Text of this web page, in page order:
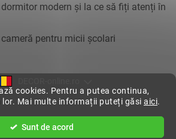
cookies. Pentru a putea continua,
Mai multe informații puteți găsi aici.
Sunt de acord
modern și la ce să fiți atenți în
pentru micii școlari